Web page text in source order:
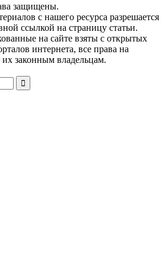
защищены.
с нашего ресурса разрешается
ссылкой на страницу статьи.
на сайте взяты с открытых
интернета, все права на
законным владельцам.